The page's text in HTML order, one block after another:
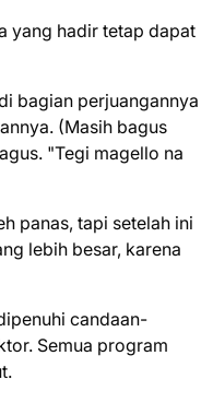
yang hadir tetap dapat
bagian perjuangannya
(Masih bagus
"Tegi magello na
panas, tapi setelah ini
lebih besar, karena
candaan-
Semua program